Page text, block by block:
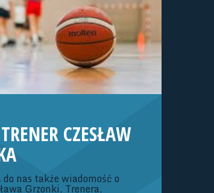
04.10.26 r. - Konsultacja
25.10.26 r. -
(Strumień)06-
Konsultacja szkoleniowa
22.11.26 r. – Turniej OOM o
Dywizji ATrenerzy: Adam
Iwona Szymik
CZESŁAW
do nas także wiadomość o
Grzonki, Trenera,